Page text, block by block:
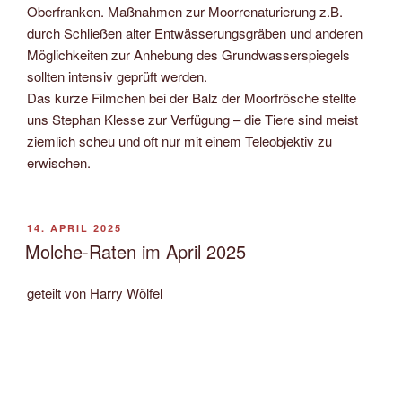
Oberfranken. Maßnahmen zur Moorrenaturierung z.B.
durch Schließen alter Entwässerungsgräben und anderen
Möglichkeiten zur Anhebung des Grundwasserspiegels
sollten intensiv geprüft werden.
Das kurze Filmchen bei der Balz der Moorfrösche stellte
uns Stephan Klesse zur Verfügung – die Tiere sind meist
ziemlich scheu und oft nur mit einem Teleobjektiv zu
erwischen.
VERÖFFENTLICHT
AM
14. APRIL 2025
Molche-Raten im April 2025
geteilt von Harry Wölfel